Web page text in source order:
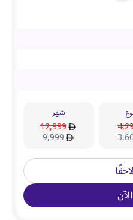
شهر
12,999
9,999